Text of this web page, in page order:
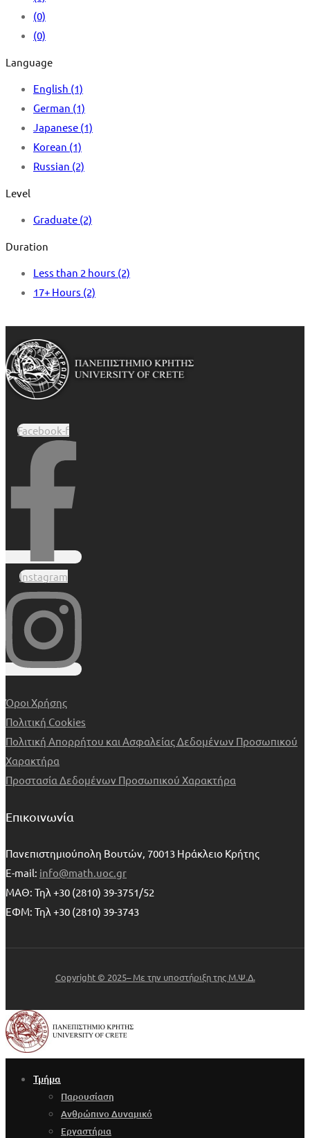
(0)
(0)
Language
English (1)
German (1)
Japanese (1)
Korean (1)
Russian (2)
Level
Graduate (2)
Duration
Less than 2 hours (2)
17+ Hours (2)
Facebook-f
Instagram
Όροι Χρήσης
Πολιτική Cookies
Πολιτική Απορρήτου και Ασφαλείας Δεδομένων Προσωπικού
Χαρακτήρα
Προστασία Δεδομένων Προσωπικού Χαρακτήρα
Επικοινωνία
Πανεπιστημιούπολη Βουτών, 70013 Ηράκλειο Κρήτης
E-mail: info@math.uoc.gr
ΜΑΘ: Τηλ +30 (2810) 39-3751/52
ΕΦΜ: Τηλ +30 (2810) 39-3743
Copyright © 2025– Με την υποστήριξη της Μ.Ψ.Δ.
Τμήμα
Παρουσίαση
Ανθρώπινο Δυναμικό
Εργαστήρια